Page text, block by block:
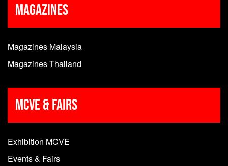
Magazines
Magazines Malaysia
Magazines Thailand
MCVE & Fairs
Exhibition MCVE
Events & Fairs